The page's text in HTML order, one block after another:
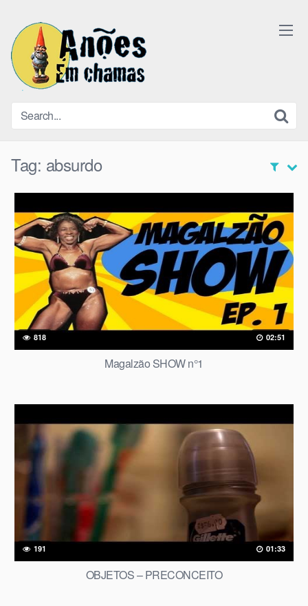
content
Tag: absurdo
818 02:51
Magalzão SHOW n°1
191 01:33
OBJETOS – PRECONCEITO